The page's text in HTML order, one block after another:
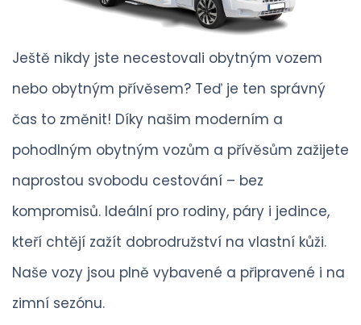
Ještě nikdy jste necestovali obytným vozem
nebo obytným přívěsem? Teď je ten správný
čas to změnit! Díky našim moderním a
pohodlným obytným vozům a přívěsům zažijete
naprostou svobodu cestování – bez
kompromisů. Ideální pro rodiny, páry i jedince,
kteří chtějí zažít dobrodružství na vlastní kůži.
Naše vozy jsou plně vybavené a připravené i na
zimní sezónu.